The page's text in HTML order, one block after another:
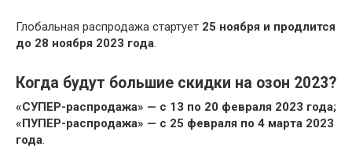
Глобальная распродажа стартует 25 ноября и продлится
до 28 ноября 2023 года.
Когда будут большие скидки на озон 2023?
«СУПЕР-распродажа» — с 13 по 20 февраля 2023 года;
«ПУПЕР-распродажа» — с 25 февраля по 4 марта 2023
года.